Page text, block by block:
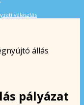
választás
állás
pályázat